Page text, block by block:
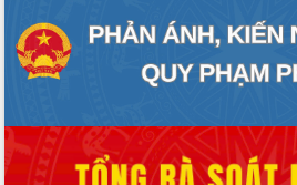
công tác cải cách hành chính mô hình
mới
UBND tỉnh họp báo định kỳ tháng 4
Hội thảo khoa học “Giải pháp thúc đẩy
phát triển nền kinh tế xanh tại tỉnh
Đắk Lắk”